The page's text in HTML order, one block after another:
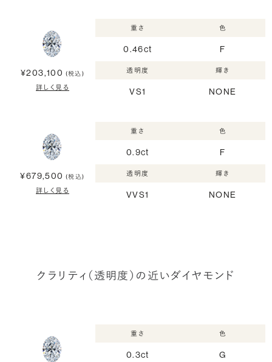
¥203,100 (税込)
詳しく見る
重さ
0.46ct
色
F
透明度
VS1
輝き
NONE
¥679,500 (税込)
詳しく見る
重さ
0.9ct
色
F
透明度
VVS1
輝き
NONE
クラリティ（透明度）の近いダイヤモンド
重さ
0.3ct
色
G